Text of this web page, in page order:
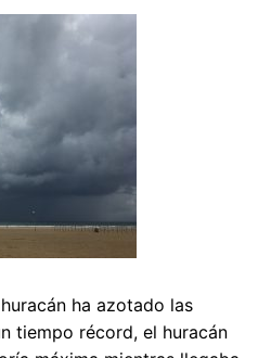
ha azotado las
tiempo récord, el huracán